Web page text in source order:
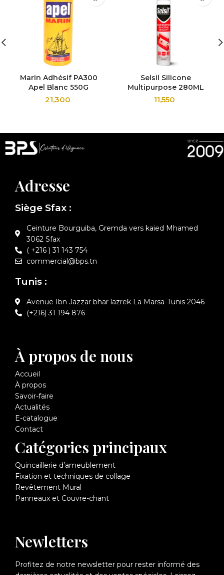
Marin Adhésif PA300
Apel Blanc 550G
21,300
Selsil Silicone
Multipurpose 280ML
11,550
Adresse
Siège Sfax :
Ceinture Bourguiba, Gremda vers kaied Mhamed
3062 Sfax
( +216 ) 31 143 754
commercial@bps.tn
Tunis :
Avenue Ibn Jazzar bhar lazrek La Marsa-Tunis 2046
(+216) 31 194 876
À propos de nous
Accueil
À propos
Savoir-faire
Actualités
E-catalogue
Contact
Catégories principaux
Quincaillerie d’ameublement
Fixation et techniques de collage
Revêtement Mural
Panneaux et Couvre-chant
Newletters
Profitez de notre newsletter pour rester informé des